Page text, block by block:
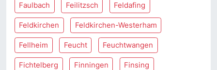
Faulbach Feilitzsch Feldafing
Feldkirchen Feldkirchen-Westerham
Fellheim Feucht Feuchtwangen
Fichtelberg Finningen Finsing